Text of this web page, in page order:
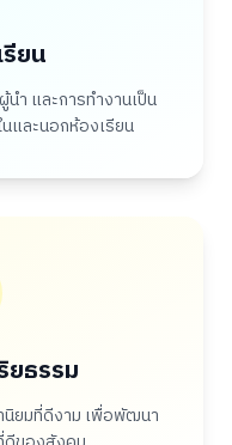
ยน
ำ และการทำงานเป็น
และนอกห้องเรียน
ธรรม
ยมที่ดีงาม เพื่อพัฒนา